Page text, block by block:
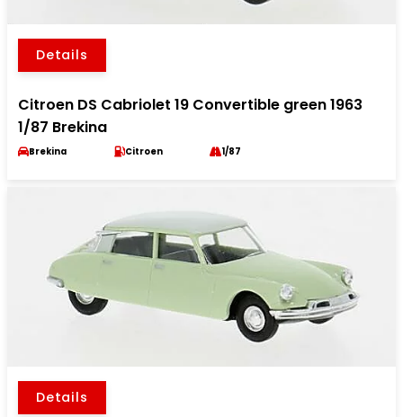
Details
Citroen DS Cabriolet 19 Convertible green 1963
1/87 Brekina
Brekina Citroen 1/87
Details